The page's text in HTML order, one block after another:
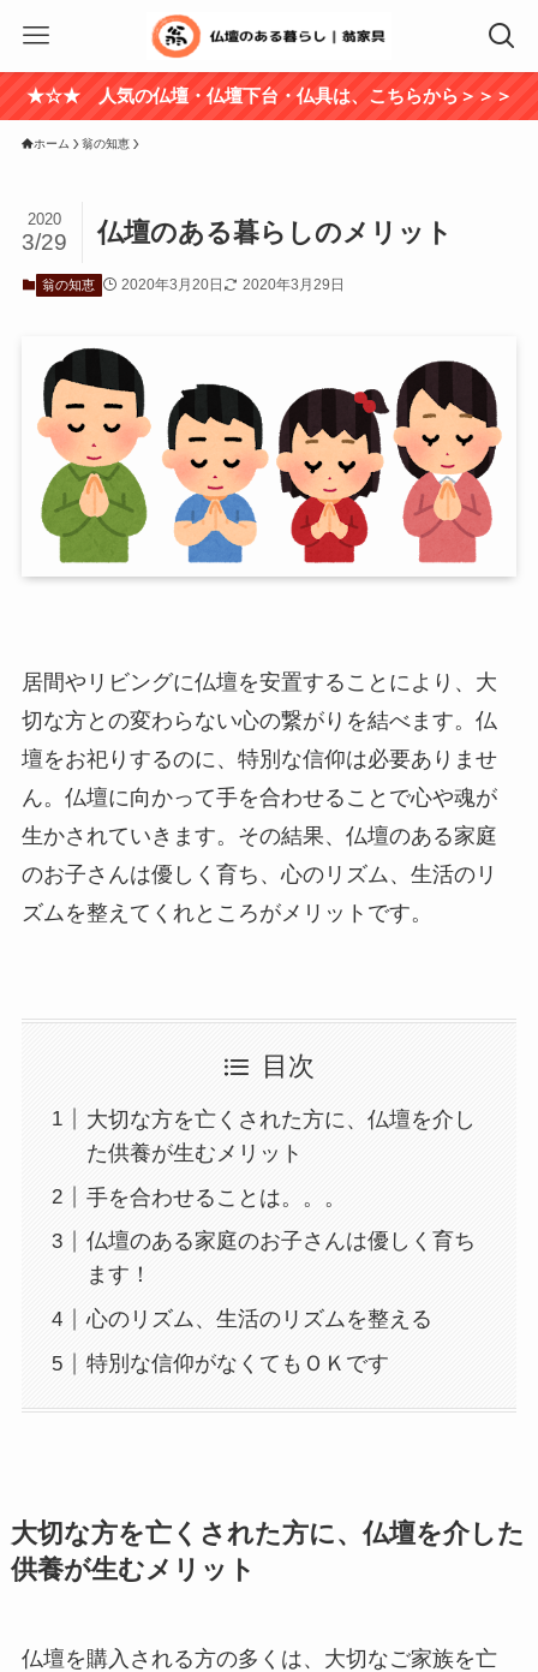
★☆★ 人気の仏壇・仏壇下台・仏具は、こちらから＞＞＞
ホーム 翁の知恵
仏壇のある暮らしのメリット
2020
3/29
翁の知恵 2020年3月20日 2020年3月29日
居間やリビングに仏壇を安置することにより、大
切な方との変わらない心の繋がりを結べます。仏
壇をお祀りするのに、特別な信仰は必要ありませ
ん。仏壇に向かって手を合わせることで心や魂が
生かされていきます。その結果、仏壇のある家庭
のお子さんは優しく育ち、心のリズム、生活のリ
ズムを整えてくれところがメリットです。
目次
大切な方を亡くされた方に、仏壇を介し
た供養が生むメリット
手を合わせることは。。。
仏壇のある家庭のお子さんは優しく育ち
ます！
心のリズム、生活のリズムを整える
特別な信仰がなくてもＯＫです
大切な方を亡くされた方に、仏壇を介した
供養が生むメリット
仏壇を購入される方の多くは、大切なご家族を亡